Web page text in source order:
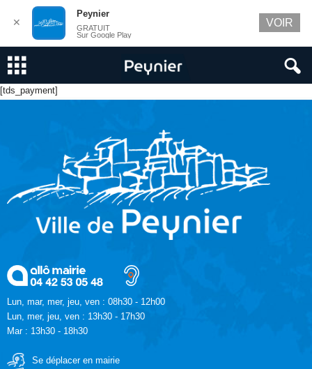
[tds_payment]
Lun, mar, mer, jeu, ven : 08h30 - 12h00
Lun, mer, jeu, ven : 13h30 - 17h30
Mar : 13h30 - 18h30
Se déplacer en mairie
✕
Peynier
GRATUIT
Sur Google Play
VOIR